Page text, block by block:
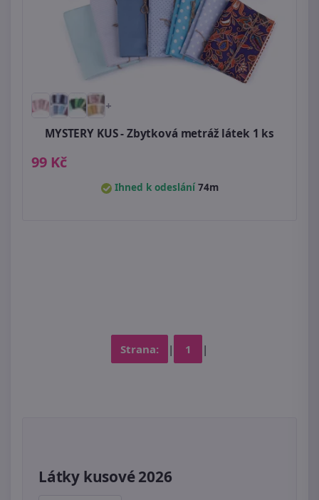
+
MYSTERY KUS - Zbytková metráž látek 1 ks
99 Kč
Ihned k odeslání74m
Strana: | 1 |
Látky kusové 2026